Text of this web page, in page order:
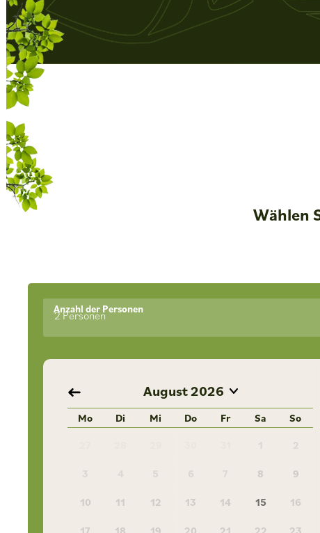
Wählen
Anzahl der Personen
2 Personen
August2026
Mo Di Mi Do Fr Sa So
8 9
10 11 12 13 14 15 16
17 18 19 20 21 22 23